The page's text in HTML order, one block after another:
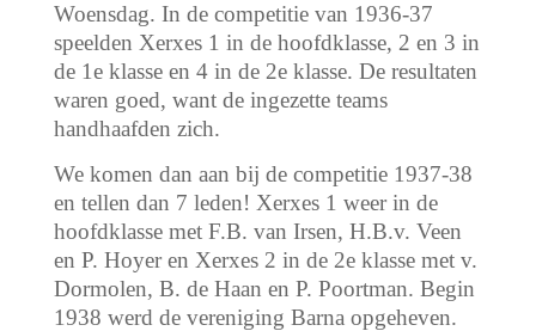
Woensdag. In de competitie van 1936-37
speelden Xerxes 1 in de hoofdklasse, 2 en 3 in
de 1e klasse en 4 in de 2e klasse. De resultaten
waren goed, want de ingezette teams
handhaafden zich.
We komen dan aan bij de competitie 1937-38
en tellen dan 7 leden! Xerxes 1 weer in de
hoofdklasse met F.B. van Irsen, H.B.v. Veen
en P. Hoyer en Xerxes 2 in de 2e klasse met v.
Dormolen, B. de Haan en P. Poortman. Begin
1938 werd de vereniging Barna opgeheven.